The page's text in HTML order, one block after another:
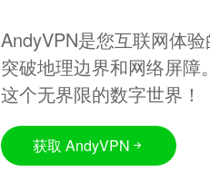
AndyVPN是您互联网体
突破地理边界和网络屏障
这个无界限的数字世界！
获取 AndyVPN